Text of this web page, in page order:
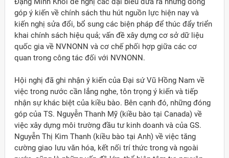
góp ý kiến về chính sách thu hút nguồn lực hiện nay và
kiến nghị sửa đổi, bổ sung các biện pháp để thúc đẩy triển
khai chính sách hiệu quả; vấn đề xây dựng cơ sở dữ liệu
quốc gia về NVNONN và cơ chế phối hợp giữa các cơ
quan trong công tác đối với NVNONN.
Hội nghị đã ghi nhận ý kiến của Đại sứ Vũ Hồng Nam về
việc trong nước cần lắng nghe, tôn trọng ý kiến và tiếp
nhận sự khác biệt của kiều bào. Bên cạnh đó, những đóng
góp của TS. Nguyễn Thanh Mỹ (kiều bào tại Canada) về
việc xây dựng môi trường đầu tư kinh doanh và của GS.
Nguyễn Thị Kim Thanh (kiều bào tại Anh) về việc tăng
cường giao lưu văn hóa, kết nối trí thức trong và ngoài